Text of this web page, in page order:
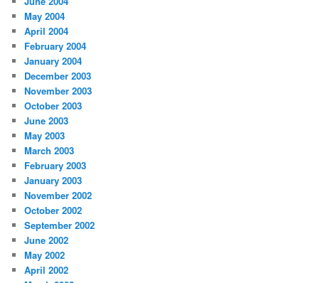
May 2004
April 2004
February 2004
January 2004
December 2003
November 2003
October 2003
June 2003
May 2003
March 2003
February 2003
January 2003
November 2002
October 2002
September 2002
June 2002
May 2002
April 2002